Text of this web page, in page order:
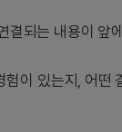
되는 내용이 앞
이 있는지, 어떤